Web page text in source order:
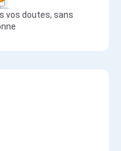
vos doutes, sans